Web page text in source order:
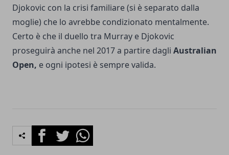
Djokovic con la crisi familiare (si è separato dalla
moglie) che lo avrebbe condizionato mentalmente.
Certo è che il duello tra Murray e Djokovic
proseguirà anche nel 2017 a partire dagli Australian
Open, e ogni ipotesi è sempre valida.
FacebookTwitterWhatsapp